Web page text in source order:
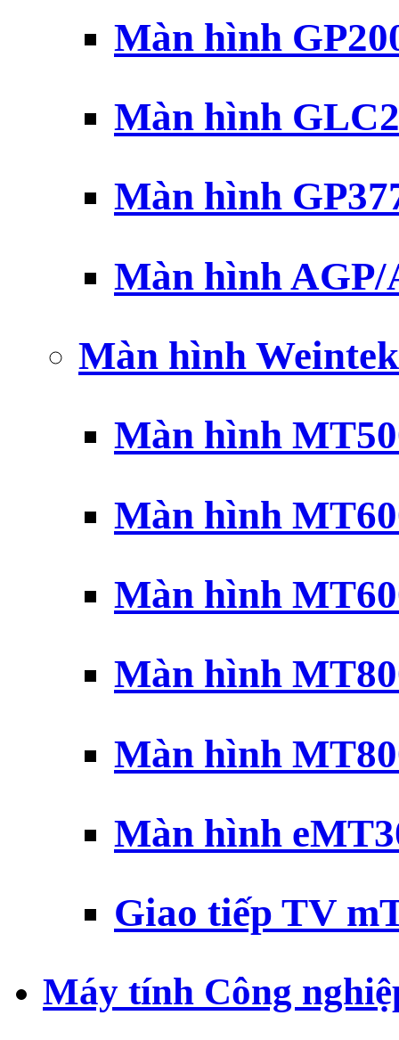
Màn hình
Màn hình
Màn hình
Màn hình AGP/
Màn hình
Màn hình
Màn hình
Màn hình
Màn hình
Màn hình
Màn hình
Giao tiếp TV
Máy tính Công